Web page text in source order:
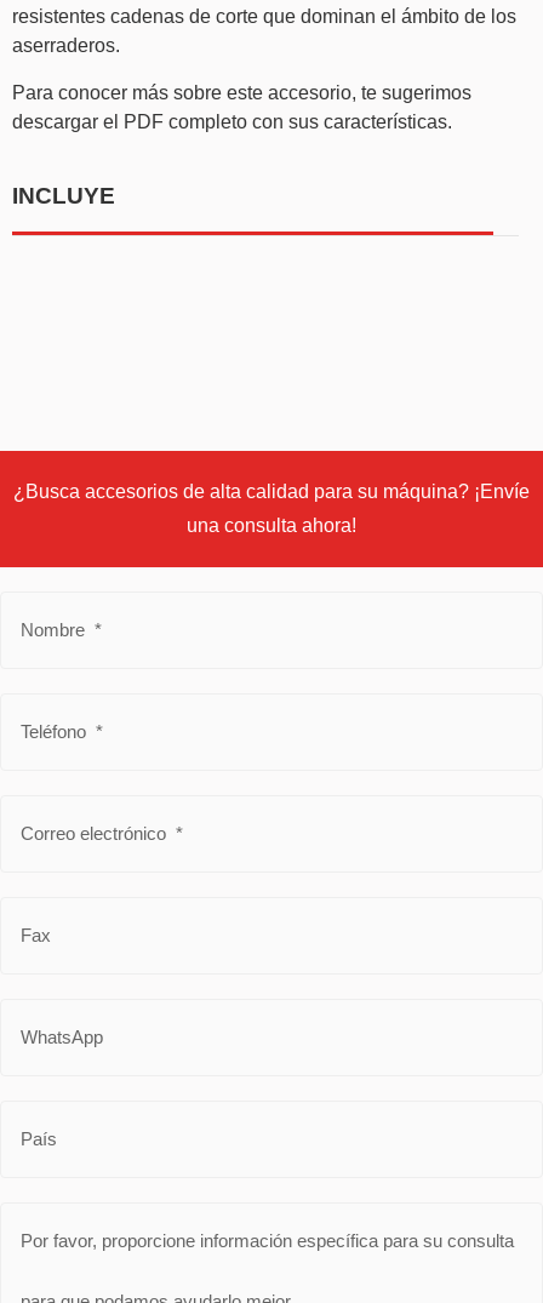
resistentes cadenas de corte que dominan el ámbito de los
aserraderos.
Para conocer más sobre este accesorio, te sugerimos
descargar el PDF completo con sus características.
INCLUYE
¿Busca accesorios de alta calidad para su máquina? ¡Envíe
una consulta ahora!